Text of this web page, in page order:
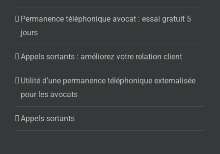
Permanence téléphonique avocat : essai gratuit 5
jours
Appels sortants : améliorez votre relation client
Utilité d’une permanence téléphonique externalisée
pour les avocats
Appels sortants